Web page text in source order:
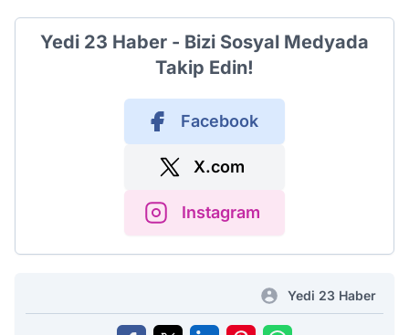
Yedi 23 Haber - Bizi Sosyal Medyada
Takip Edin!
Facebook
X.com
Instagram
Yedi 23 Haber